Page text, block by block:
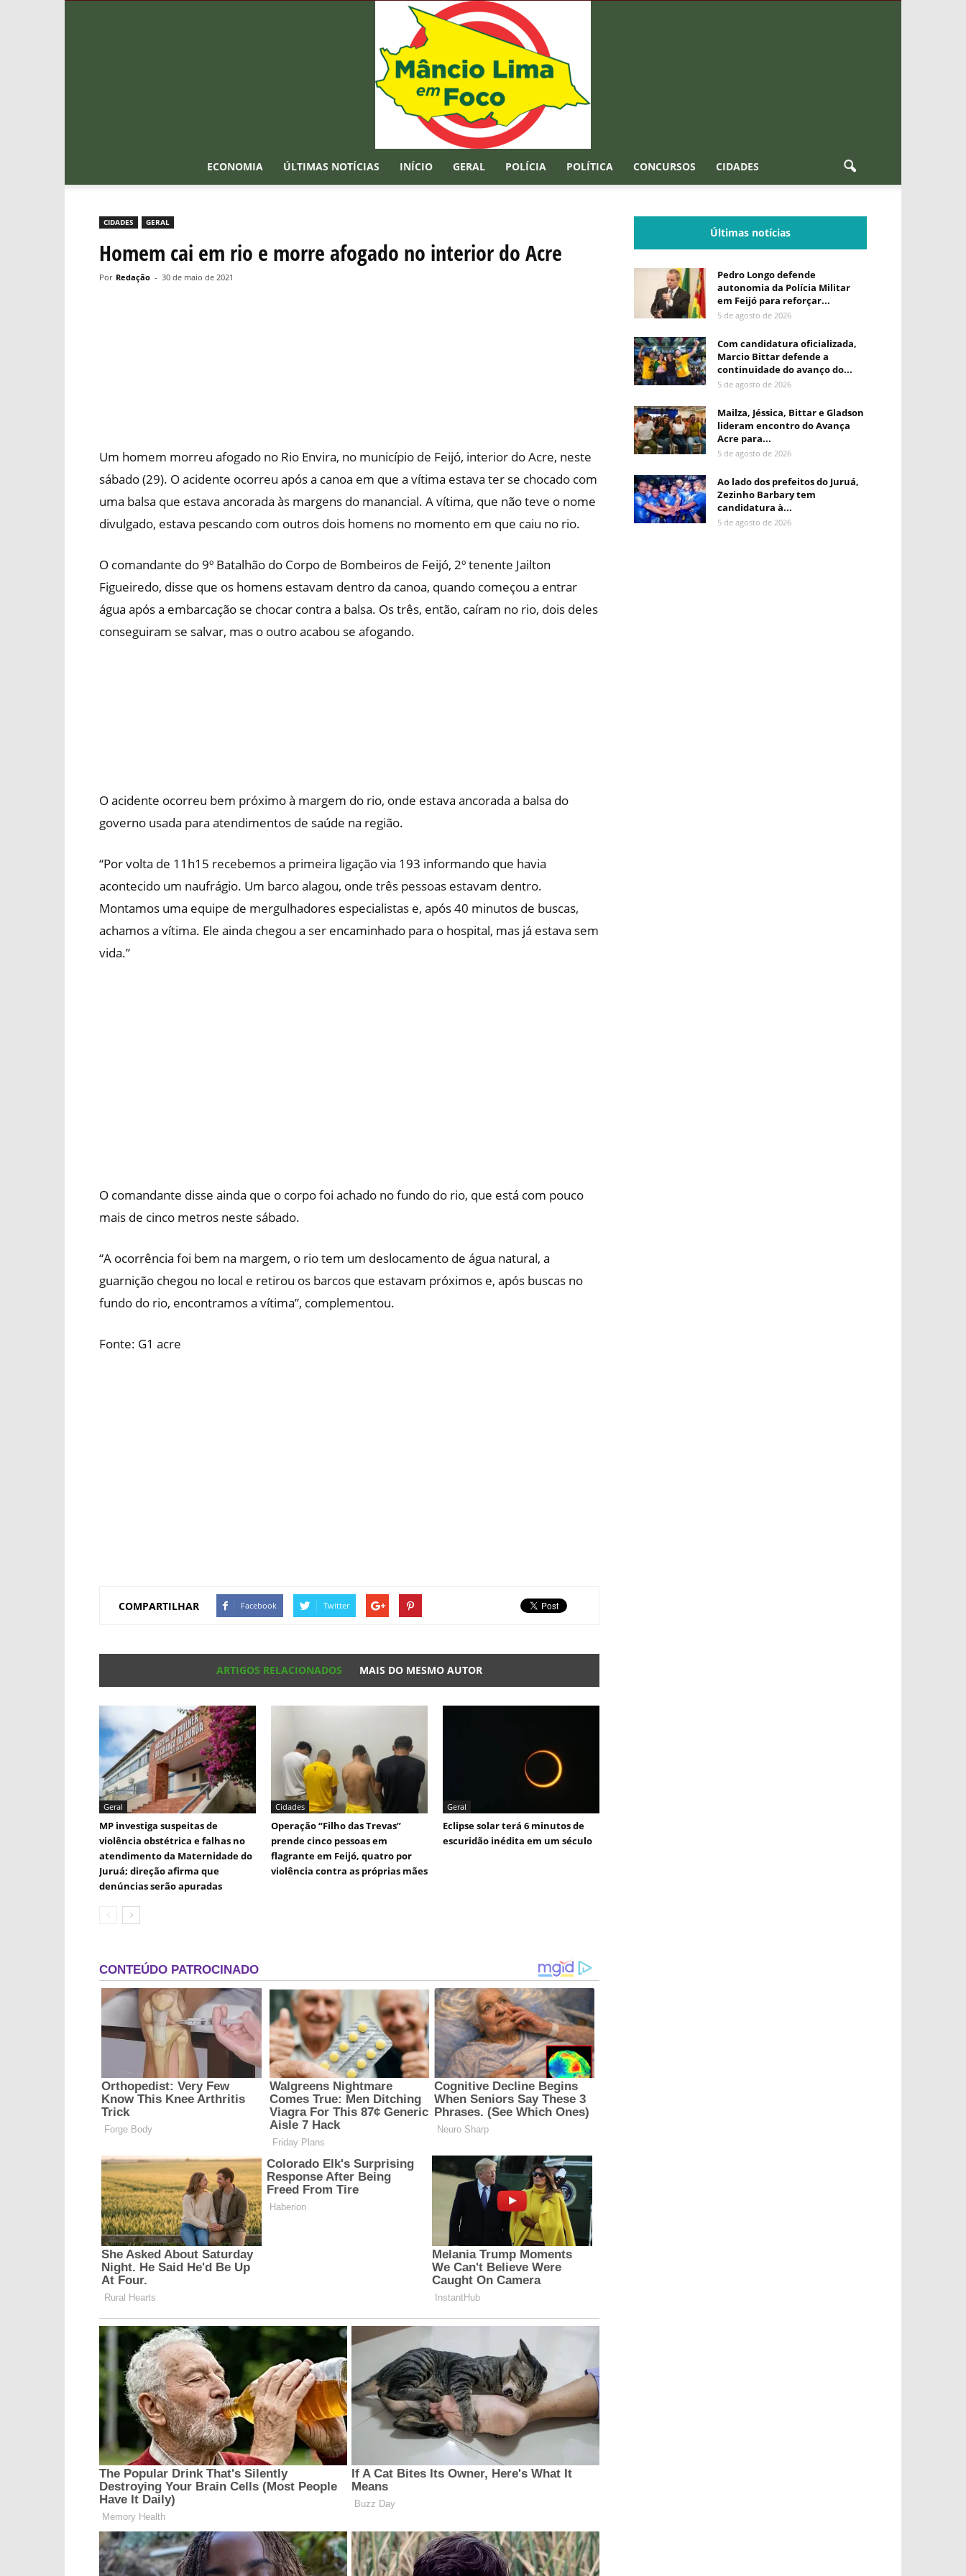
Foco
ECONOMIA ÚLTIMAS NOTÍCIAS INÍCIO GERAL POLÍCIA POLÍTICA CONCURSOS CIDADES
CIDADES GERAL
Homem cai em rio e morre afogado no interior do Acre
Por Redação - 30 de maio de 2021
Um homem morreu afogado no Rio Envira, no município de Feijó, interior do Acre, neste
sábado (29). O acidente ocorreu após a canoa em que a vítima estava ter se chocado com
uma balsa que estava ancorada às margens do manancial. A vítima, que não teve o nome
divulgado, estava pescando com outros dois homens no momento em que caiu no rio.
O comandante do 9º Batalhão do Corpo de Bombeiros de Feijó, 2º tenente Jailton
Figueiredo, disse que os homens estavam dentro da canoa, quando começou a entrar
água após a embarcação se chocar contra a balsa. Os três, então, caíram no rio, dois deles
conseguiram se salvar, mas o outro acabou se afogando.
O acidente ocorreu bem próximo à margem do rio, onde estava ancorada a balsa do
governo usada para atendimentos de saúde na região.
“Por volta de 11h15 recebemos a primeira ligação via 193 informando que havia
acontecido um naufrágio. Um barco alagou, onde três pessoas estavam dentro.
Montamos uma equipe de mergulhadores especialistas e, após 40 minutos de buscas,
achamos a vítima. Ele ainda chegou a ser encaminhado para o hospital, mas já estava sem
vida.”
O comandante disse ainda que o corpo foi achado no fundo do rio, que está com pouco
mais de cinco metros neste sábado.
“A ocorrência foi bem na margem, o rio tem um deslocamento de água natural, a
guarnição chegou no local e retirou os barcos que estavam próximos e, após buscas no
fundo do rio, encontramos a vítima”, complementou.
Fonte: G1 acre
COMPARTILHAR Facebook Twitter
ARTIGOS RELACIONADOS MAIS DO MESMO AUTOR
Geral
MP investiga suspeitas de
violência obstétrica e falhas no
atendimento da Maternidade do
Juruá; direção afirma que
denúncias serão apuradas
Cidades
Operação “Filho das Trevas”
prende cinco pessoas em
flagrante em Feijó, quatro por
violência contra as próprias mães
Geral
Eclipse solar terá 6 minutos de
escuridão inédita em um século
Últimas notícias
Pedro Longo defende
autonomia da Polícia Militar
em Feijó para reforçar...
5 de agosto de 2026
Com candidatura oficializada,
Marcio Bittar defende a
continuidade do avanço do...
5 de agosto de 2026
Mailza, Jéssica, Bittar e Gladson
lideram encontro do Avança
Acre para...
5 de agosto de 2026
Ao lado dos prefeitos do Juruá,
Zezinho Barbary tem
candidatura à...
5 de agosto de 2026